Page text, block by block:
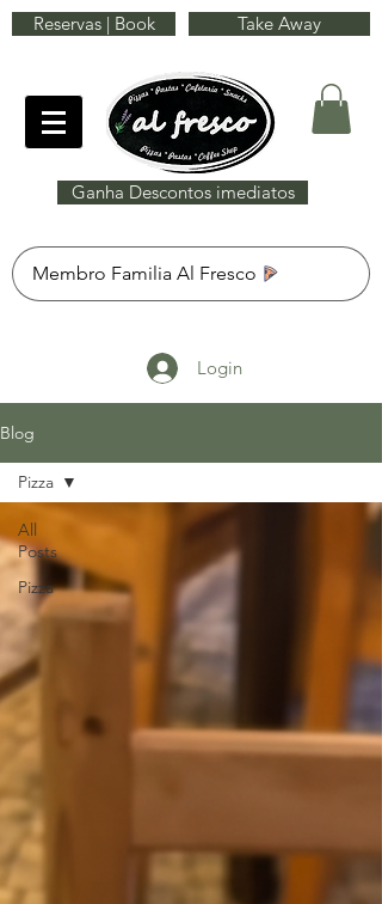
Reservas | Book Take Away
Ganha Descontos imediatos
Membro Familia Al Fresco
Login
Blog
All
Posts
Pizza
Pizza